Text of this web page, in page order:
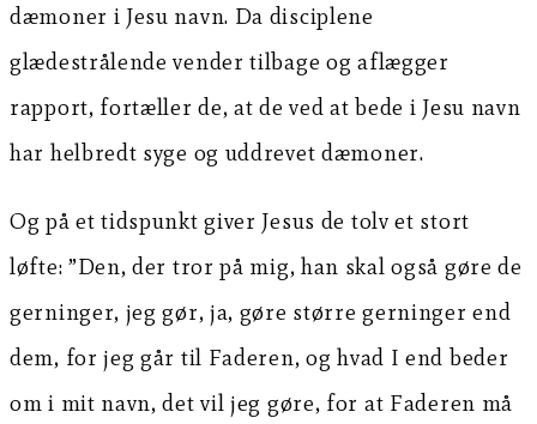
dæmoner i Jesu navn. Da disciplene
glædestrålende vender tilbage og aflægger
rapport, fortæller de, at de ved at bede i Jesu navn
har helbredt syge og uddrevet dæmoner.
Og på et tidspunkt giver Jesus de tolv et stort
løfte: ”Den, der tror på mig, han skal også gøre de
gerninger, jeg gør, ja, gøre større gerninger end
dem, for jeg går til Faderen, og hvad I end beder
om i mit navn, det vil jeg gøre, for at Faderen må